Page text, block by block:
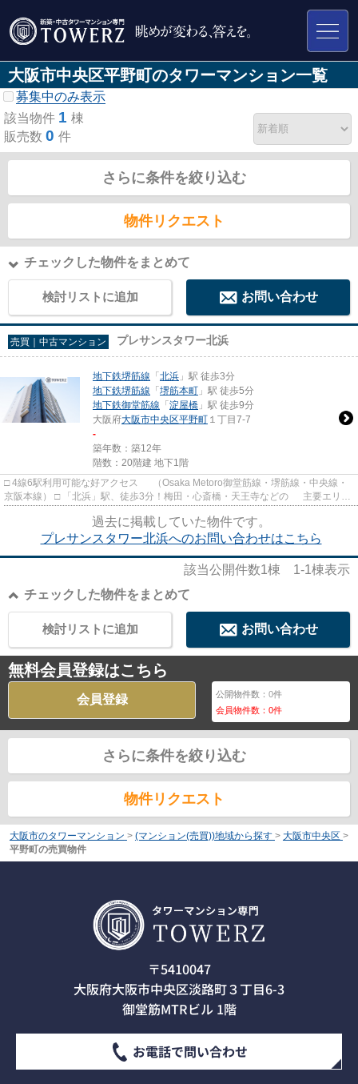
大阪市中央区平野町のタワーマンション一覧
募集中のみ表示
該当物件 1 棟
販売数 0 件
さらに条件を絞り込む
物件リクエスト
チェックした物件をまとめて
検討リストに追加 お問い合わせ
売買｜中古マンション プレサンスタワー北浜
地下鉄堺筋線 「 北浜 」駅 徒歩3分
地下鉄堺筋線 「 堺筋本町 」駅 徒歩5分
地下鉄御堂筋線 「 淀屋橋 」駅 徒歩9分
大阪府大阪市中央区平野町 １丁目7-7
-
築年数：築12年
階数：20階建 地下1階
□ 4線6駅利用可能な好アクセス （Osaka Metoro御堂筋線・堺筋線・中央線・
京阪本線） □ 「北浜」駅、徒歩3分！梅田・心斎橋・天王寺などの 主要エリア
過去に掲載していた物件です。
プレサンスタワー北浜へのお問い合わせはこちら
該当公開件数1棟 1-1棟表示
チェックした物件をまとめて
お問い合わせ
検討リストに追加
無料会員登録はこちら
会員登録 公開物件数：0件
会員物件数：0件
さらに条件を絞り込む
物件リクエスト
大阪市のタワーマンション > (マンション(売買))地域から探す > 大阪市中央区 >
平野町の売買物件
〒5410047
大阪府大阪市中央区淡路町３丁目6-3
御堂筋MTRビル 1階
お電話で問い合わせ